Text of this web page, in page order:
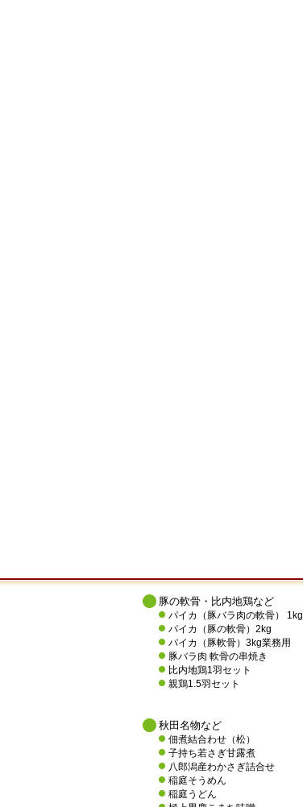
豚の軟骨・比内地鶏など
パイカ（豚バラ肉の軟骨） 1kg
パイカ（豚の軟骨）2kg
パイカ（豚軟骨）3kg業務用
豚バラ肉 軟骨の串焼き
比内地鶏1羽セット
親鶏1.5羽セット
秋田名物など
佃煮結合わせ（松）
子持ち若さぎ甘露煮
八郎潟産わかさぎ詰合せ
稲庭そうめん
稲庭うどん